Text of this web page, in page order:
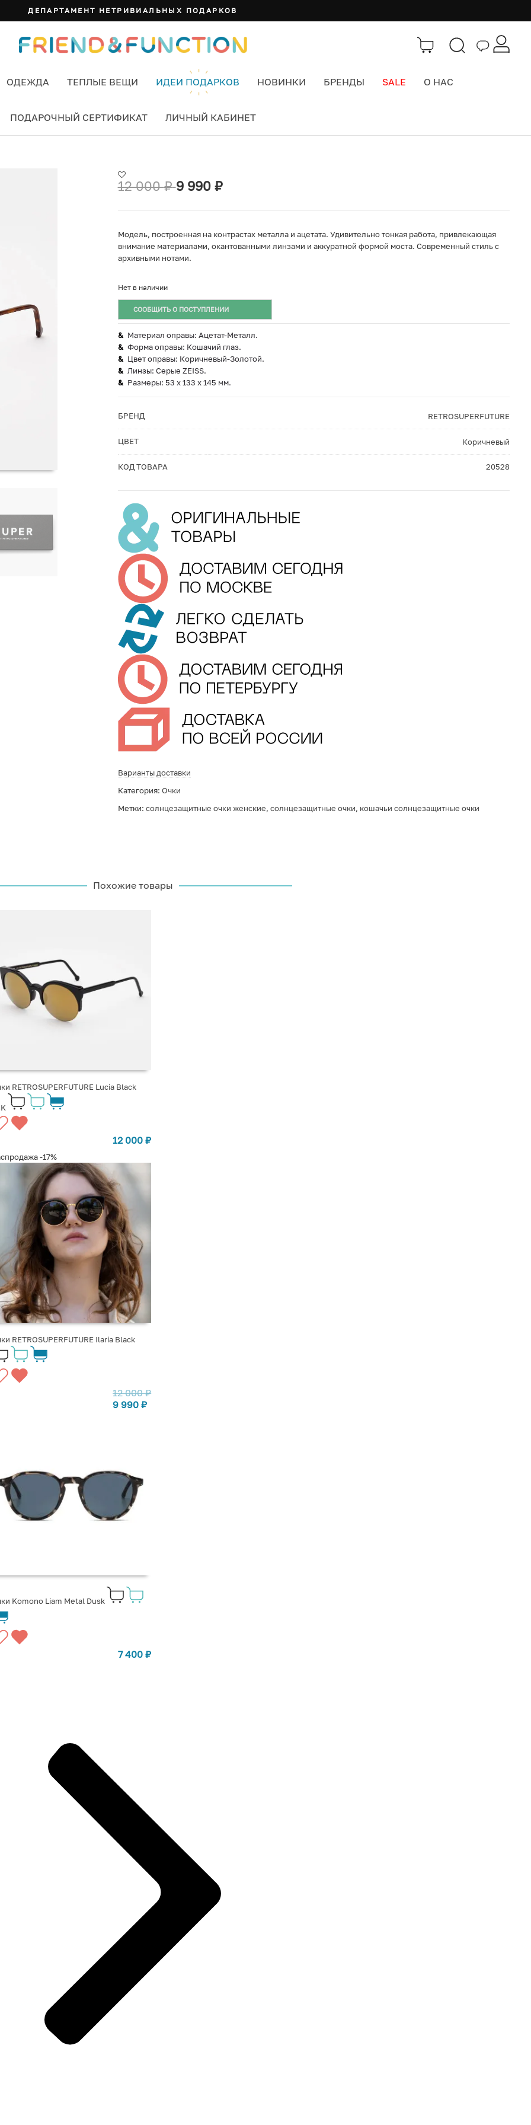
ДЕПАРТАМЕНТ НЕТРИВИАЛЬНЫХ ПОДАРКОВ
ОДЕЖДА ТЕПЛЫЕ ВЕЩИ ИДЕИ ПОДАРКОВ НОВИНКИ БРЕНДЫ SALE О НАС
ПОДАРОЧНЫЙ СЕРТИФИКАТ ЛИЧНЫЙ КАБИНЕТ
12 000₽ 9 990 ₽
Модель, построенная на контрастах металла и ацетата. Удивительно тонкая работа, привлекающая
внимание материалами, окантованными линзами и аккуратной формой моста. Современный стиль с
архивными нотами.
Нет в наличии
СООБЩИТЬ О ПОСТУПЛЕНИИ
Материал оправы: Ацетат-Металл.
Форма оправы: Кошачий глаз.
Цвет оправы: Коричневый-Золотой.
Линзы: Серые ZEISS.
Размеры: 53 х 133 х 145 мм.
БРЕНД RETROSUPERFUTURE
ЦВЕТ Коричневый
КОД ТОВАРА 20528
Варианты доставки
Категория: Очки
Метки: солнцезащитные очки женские, солнцезащитные очки, кошачьи солнцезащитные очки
Похожие товары
RETROSUPERFUTURE Lucia Black
12 000₽
-17%
RETROSUPERFUTURE Ilaria Black
12 000₽
9 990₽
Komono Liam Metal Dusk
7 400₽